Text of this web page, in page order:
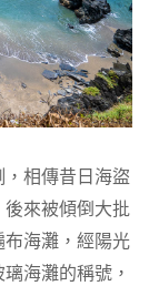
相傳昔日海盜
來被傾倒大批
海灘，經陽光
海灘的稱號，